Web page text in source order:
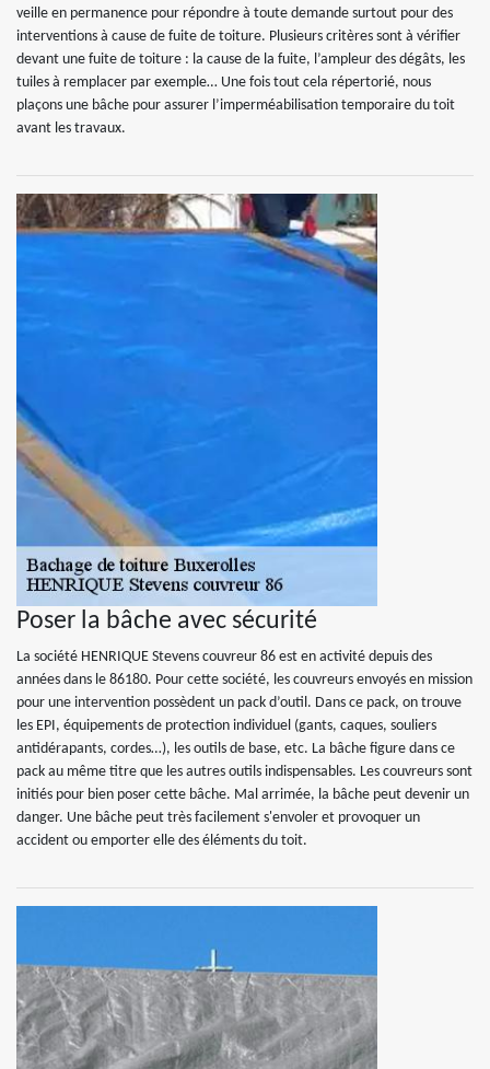
veille en permanence pour répondre à toute demande surtout pour des
interventions à cause de fuite de toiture. Plusieurs critères sont à vérifier
devant une fuite de toiture : la cause de la fuite, l’ampleur des dégâts, les
tuiles à remplacer par exemple… Une fois tout cela répertorié, nous
plaçons une bâche pour assurer l’imperméabilisation temporaire du toit
avant les travaux.
Poser la bâche avec sécurité
La société HENRIQUE Stevens couvreur 86 est en activité depuis des
années dans le 86180. Pour cette société, les couvreurs envoyés en mission
pour une intervention possèdent un pack d’outil. Dans ce pack, on trouve
les EPI, équipements de protection individuel (gants, caques, souliers
antidérapants, cordes…), les outils de base, etc. La bâche figure dans ce
pack au même titre que les autres outils indispensables. Les couvreurs sont
initiés pour bien poser cette bâche. Mal arrimée, la bâche peut devenir un
danger. Une bâche peut très facilement s'envoler et provoquer un
accident ou emporter elle des éléments du toit.